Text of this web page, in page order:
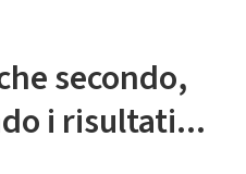
secondo,
i risultati...